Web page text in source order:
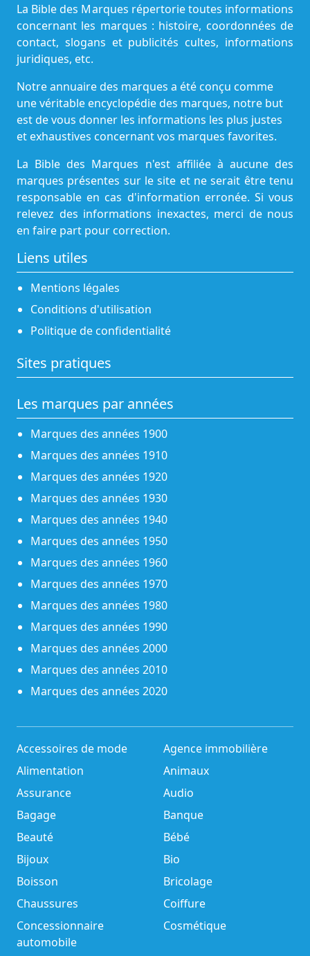
La Bible des Marques répertorie toutes informations
concernant les marques : histoire, coordonnées de
contact, slogans et publicités cultes, informations
juridiques, etc.
Notre annuaire des marques a été conçu comme
une véritable encyclopédie des marques, notre but
est de vous donner les informations les plus justes
et exhaustives concernant vos marques favorites.
La Bible des Marques n'est affiliée à aucune des
marques présentes sur le site et ne serait être tenu
responsable en cas d'information erronée. Si vous
relevez des informations inexactes, merci de nous
en faire part pour correction.
Liens utiles
Mentions légales
Conditions d'utilisation
Politique de confidentialité
Sites pratiques
Les marques par années
Marques des années 1900
Marques des années 1910
Marques des années 1920
Marques des années 1930
Marques des années 1940
Marques des années 1950
Marques des années 1960
Marques des années 1970
Marques des années 1980
Marques des années 1990
Marques des années 2000
Marques des années 2010
Marques des années 2020
Accessoires de mode
Agence immobilière
Alimentation
Animaux
Assurance
Audio
Bagage
Banque
Beauté
Bébé
Bijoux
Bio
Boisson
Bricolage
Chaussures
Coiffure
Concessionnaire
automobile
Cosmétique